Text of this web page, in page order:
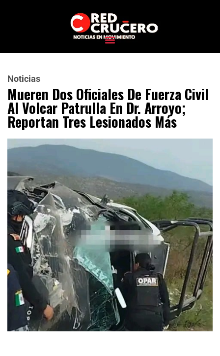
Noticias
Mueren Dos Oficiales De Fuerza Civil
Al Volcar Patrulla En Dr. Arroyo;
Reportan Tres Lesionados Más